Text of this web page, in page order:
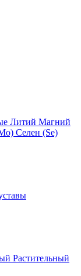
Литий Магний
Селен (Se)
Растительный